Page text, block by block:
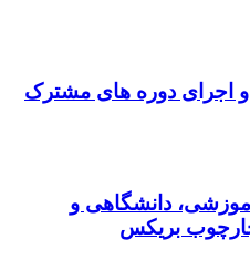
اجرای دوره های مشترک
دانشگاهی و
بریکس